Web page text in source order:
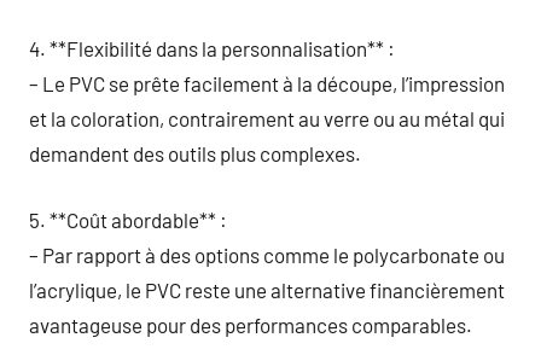
4. **Flexibilité dans la personnalisation** :
– Le PVC se prête facilement à la découpe, l’impression
et la coloration, contrairement au verre ou au métal qui
demandent des outils plus complexes.
5. **Coût abordable** :
– Par rapport à des options comme le polycarbonate ou
l’acrylique, le PVC reste une alternative financièrement
avantageuse pour des performances comparables.